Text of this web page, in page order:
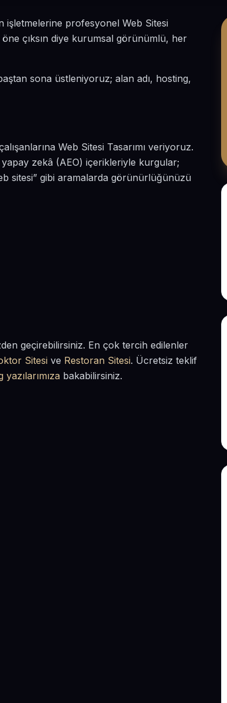
işletmelerine profesyonel Web Sitesi
çıksın diye kurumsal görünümlü, her
sona üstleniyoruz; alan adı, hosting,
Web Sitesi Tasarımı veriyoruz.
zekâ (AEO) içerikleriyle kurgular;
sitesi” gibi aramalarda görünürlüğünüzü
geçirebilirsiniz. En çok tercih edilenler
Sitesi ve Restoran Sitesi. Ücretsiz teklif
yazılarımıza bakabilirsiniz.